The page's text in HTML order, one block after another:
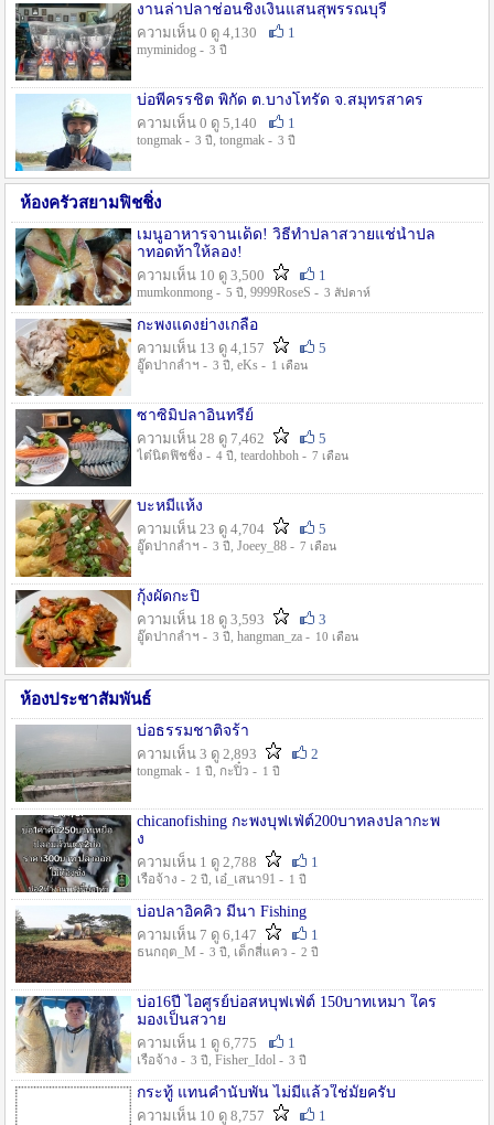
งานล่าปลาช่อนชิงเงินแสนสุพรรณบุรี
ความเห็น 0 ดู 4,130
1
myminidog - 3 ปี
บ่อพี่ครรชิต พิกัด ต.บางโทรัด จ.สมุทรสาคร
ความเห็น 0 ดู 5,140
1
tongmak - 3 ปี , tongmak - 3 ปี
ห้องครัวสยามฟิชชิ่ง
เมนูอาหารจานเด็ด! วิธีทำปลาสวายแช่น้ำปล
าทอดท้าให้ลอง!
ความเห็น 10 ดู 3,500
1
mumkonmong - 5 ปี , 9999RoseS - 3 สัปดาห์
กะพงแดงย่างเกลือ
ความเห็น 13 ดู 4,157
5
อู๊ดปากลำฯ - 3 ปี , eKs - 1 เดือน
ซาซิมิปลาอินทรีย์
ความเห็น 28 ดู 7,462
5
ไต๋นิตฟิชชิ่ง - 4 ปี , teardohboh - 7 เดือน
บะหมี่แห้ง
ความเห็น 23 ดู 4,704
5
อู๊ดปากลำฯ - 3 ปี , Joeey_88 - 7 เดือน
กุ้งผัดกะปิ
ความเห็น 18 ดู 3,593
3
อู๊ดปากลำฯ - 3 ปี , hangman_za - 10 เดือน
ห้องประชาสัมพันธ์
บ่อธรรมชาติจร้า
ความเห็น 3 ดู 2,893
2
tongmak - 1 ปี , กะปิ๋ว - 1 ปี
chicanofishing กะพงบุฟเฟ่ต์200บาทลงปลากะพ
ง
ความเห็น 1 ดู 2,788
1
เรือจ้าง - 2 ปี , เอ๋_เสนา91 - 1 ปี
บ่อปลาอิคคิว มีนา Fishing
ความเห็น 7 ดู 6,147
1
ธนกฤต_M - 3 ปี , เด็กสี่แคว - 2 ปี
บ่อ16ปี ไอศูรย์บ่อสหบุฟเฟ่ต์ 150บาทเหมา ใคร
มองเป็นสวาย
ความเห็น 1 ดู 6,775
1
เรือจ้าง - 3 ปี , Fisher_Idol - 3 ปี
กระทู้ แทนคำนับพัน ไม่มีแล้วใช่มั๊ยครับ
ความเห็น 10 ดู 8,757
1